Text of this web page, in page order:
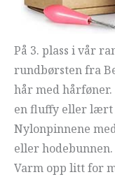
På 3. plass i vår
rundbørsten fra
hår med
en fluffy eller lært
Nylonpinnene
eller
Varm opp litt for